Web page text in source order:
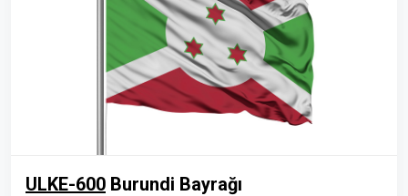
ULKE-600 Burundi Bayrağı